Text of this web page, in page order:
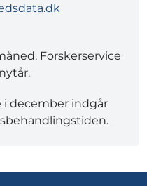
Forskerservice
i december indgår